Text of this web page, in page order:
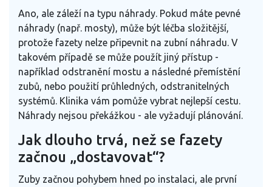
Ano, ale záleží na typu náhrady. Pokud máte pevné
náhrady (např. mosty), může být léčba složitější,
protože fazety nelze připevnit na zubní náhradu. V
takovém případě se může použít jiný přístup -
například odstranění mostu a následné přemístění
zubů, nebo použití průhledných, odstranitelných
systémů. Klinika vám pomůže vybrat nejlepší cestu.
Náhrady nejsou překážkou - ale vyžadují plánování.
Jak dlouho trvá, než se fazety
začnou „dostavovat“?
Zuby začnou pohybem hned po instalaci, ale první